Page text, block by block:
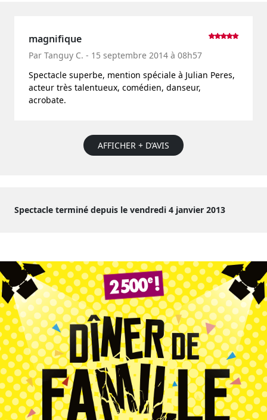
magnifique
Par Tanguy C. - 15 septembre 2014 à 08h57
Spectacle superbe, mention spéciale à Julian Peres,
acteur très talentueux, comédien, danseur,
acrobate.
AFFICHER + D’AVIS
Spectacle terminé depuis le vendredi 4 janvier 2013